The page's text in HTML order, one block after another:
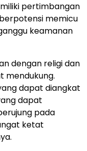
pertimbangan
memicu
keamanan
dengan religi dan
mendukung.
dapat diangkat
dapat
pada
ketat